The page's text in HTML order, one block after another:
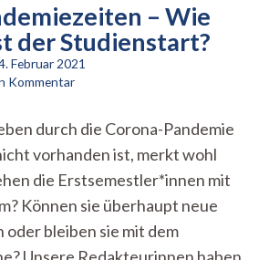
– Wie
der Studienstart?
Februar 2021
Kommentarzu
Pandemiezeiten
–
Wie
schwierig
ist
der
durch die Corona-Pandemie
vorhanden ist, merkt wohl
die Erstsemestler*innen mit
Können sie überhaupt neue
bleiben sie mit dem